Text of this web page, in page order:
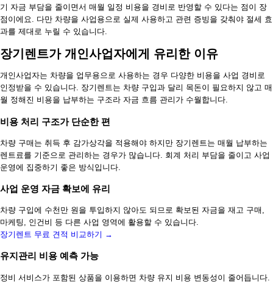
기 자금 부담을 줄이면서 매월 일정 비용을 경비로 반영할 수 있다는 점이 장
점이에요. 다만 차량을 사업용으로 실제 사용하고 관련 증빙을 갖춰야 절세 효
과를 제대로 누릴 수 있습니다.
장기렌트가 개인사업자에게 유리한 이유
개인사업자는 차량을 업무용으로 사용하는 경우 다양한 비용을 사업 경비로
인정받을 수 있습니다. 장기렌트는 차량 구입과 달리 목돈이 필요하지 않고 매
월 정해진 비용을 납부하는 구조라 자금 흐름 관리가 수월합니다.
비용 처리 구조가 단순한 편
차량 구매는 취득 후 감가상각을 적용해야 하지만 장기렌트는 매월 납부하는
렌트료를 기준으로 관리하는 경우가 많습니다. 회계 처리 부담을 줄이고 사업
운영에 집중하기 좋은 방식입니다.
사업 운영 자금 확보에 유리
차량 구입에 수천만 원을 투입하지 않아도 되므로 확보된 자금을 재고 구매,
마케팅, 인건비 등 다른 사업 영역에 활용할 수 있습니다.
장기렌트 무료 견적 비교하기 →
유지관리 비용 예측 가능
정비 서비스가 포함된 상품을 이용하면 차량 유지 비용 변동성이 줄어듭니다.